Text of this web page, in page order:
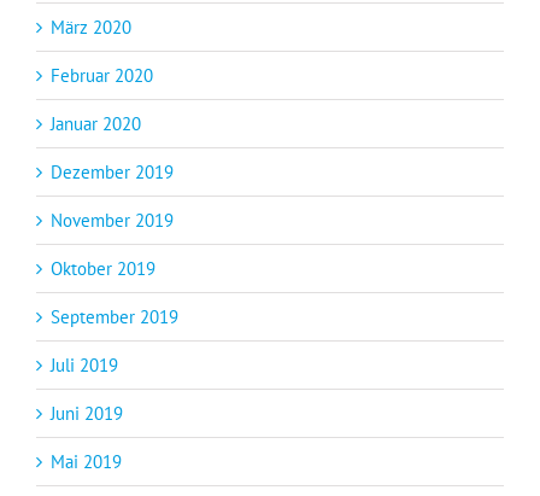
März 2020
Februar 2020
Januar 2020
Dezember 2019
November 2019
Oktober 2019
September 2019
Juli 2019
Juni 2019
Mai 2019